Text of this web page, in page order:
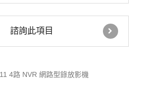
諮詢此項目
4路 NVR 網路型錄放影機